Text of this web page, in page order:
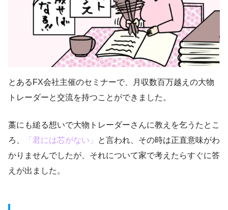
とあるFX会社主催のセミナーで、月収数百万越えの大物
トレーダーと交流を持つことができました。
藁にも縋る想いで大物トレーダーさんに教えを乞うたとこ
ろ、
「君には芯がない」
と言われ、その時は正直意味がわ
かりませんでしたが、それについて家で考えたらすぐに答
えが出ました。